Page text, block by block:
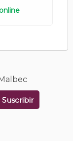
Suscribir